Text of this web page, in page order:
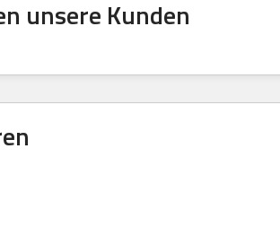
unsere Kunden